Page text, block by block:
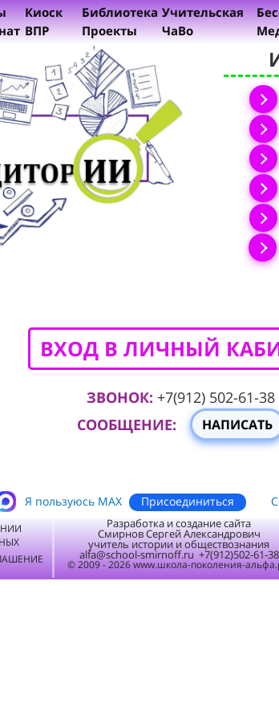
Киоск
ВПР
Библиотека
Проекты
Учительская
ЧаВо
ВХОД В ЛИЧНЫЙ
ЗВОНОК: +7(912) 502-61-38
СООБЩЕНИЕ:
НАПИСАТЬ
Я пользуюсь MАХ Присоединиться
Разработка и создание сайта
Смирнов Сергей Александрович
учитель истории и обществознания
alfa@school-smirnoff.ru +7(912)502-61-38
© 2009 - 2026 www.школа-поколения-